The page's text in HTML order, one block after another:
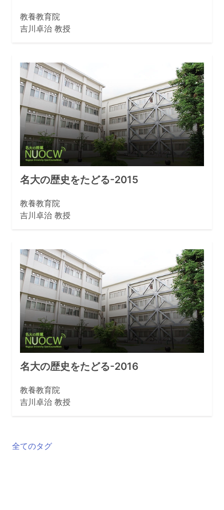
教養教育院
吉川卓治 教授
名大の歴史をたどる-2015
教養教育院
吉川卓治 教授
名大の歴史をたどる-2016
教養教育院
吉川卓治 教授
全てのタグ